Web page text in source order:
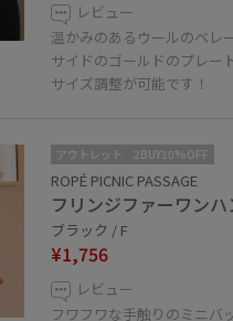
レビュー
温かみのあるウールのベレー
サイドのゴールドのプレー
サイズ調整が可能です！
アウトレット 2BUY10%OFF
ROPÉ PICNIC PASSAGE
フリンジファーワン
ブラック / F
¥1,756
レビュー
フワフワな手触りのミニバ